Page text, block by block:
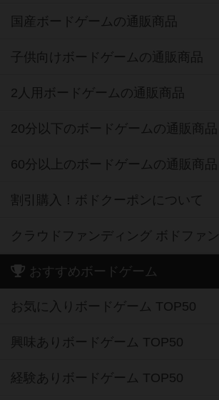
国産ボードゲームの通販商品
子供向けボードゲームの通販商品
2人用ボードゲームの通販商品
20分以下のボードゲームの通販商品
60分以上のボードゲームの通販商品
割引購入！ボドクーポンについて
クラウドファンディング ボドファン
おすすめボードゲーム
お気に入りボードゲーム TOP50
興味ありボードゲーム TOP50
経験ありボードゲーム TOP50